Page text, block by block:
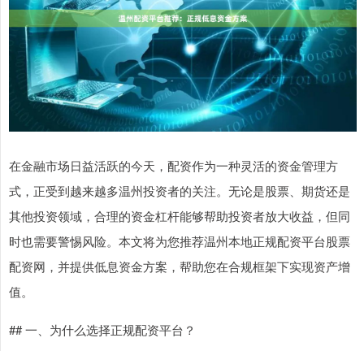
在金融市场日益活跃的今天，配资作为一种灵活的资金管理方
式，正受到越来越多温州投资者的关注。无论是股票、期货还是
其他投资领域，合理的资金杠杆能够帮助投资者放大收益，但同
时也需要警惕风险。本文将为您推荐温州本地正规配资平台股票
配资网，并提供低息资金方案，帮助您在合规框架下实现资产增
值。
## 一、为什么选择正规配资平台？